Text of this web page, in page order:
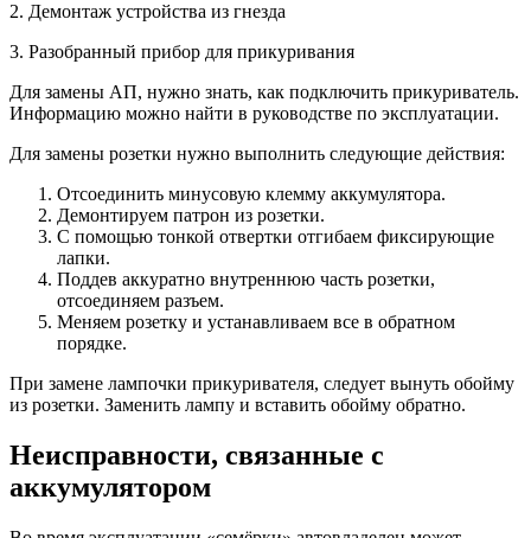
2. Демонтаж устройства из гнезда
3. Разобранный прибор для прикуривания
Для замены АП, нужно знать, как подключить прикуриватель.
Информацию можно найти в руководстве по эксплуатации.
Для замены розетки нужно выполнить следующие действия:
Отсоединить минусовую клемму аккумулятора.
Демонтируем патрон из розетки.
С помощью тонкой отвертки отгибаем фиксирующие
лапки.
Поддев аккуратно внутреннюю часть розетки,
отсоединяем разъем.
Меняем розетку и устанавливаем все в обратном
порядке.
При замене лампочки прикуривателя, следует вынуть обойму
из розетки. Заменить лампу и вставить обойму обратно.
Неисправности, связанные с
аккумулятором